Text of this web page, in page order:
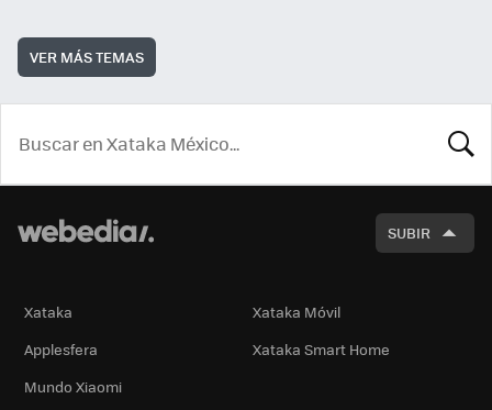
VER MÁS TEMAS
SUBIR
Xataka
Xataka Móvil
Applesfera
Xataka Smart Home
Mundo Xiaomi